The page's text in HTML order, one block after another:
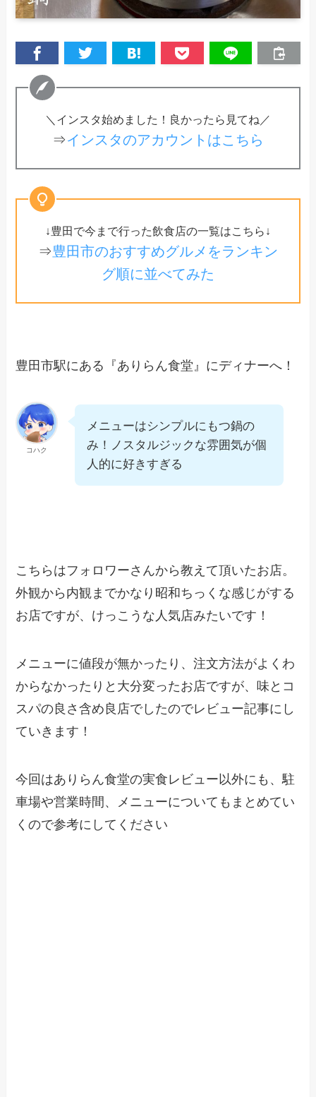
＼インスタ始めました！良かったら見てね／
⇒インスタのアカウントはこちら
↓豊田で今まで行った飲食店の一覧はこちら↓
⇒豊田市のおすすめグルメをランキン
グ順に並べてみた
豊田市駅にある『ありらん食堂』にディナーへ！
コハク
メニューはシンプルにもつ鍋の
み！ノスタルジックな雰囲気が個
人的に好きすぎる
こちらはフォロワーさんから教えて頂いたお店。
外観から内観までかなり昭和ちっくな感じがする
お店ですが、けっこうな人気店みたいです！
メニューに値段が無かったり、注文方法がよくわ
からなかったりと大分変ったお店ですが、味とコ
スパの良さ含め良店でしたのでレビュー記事にし
ていきます！
今回はありらん食堂の実食レビュー以外にも、駐
車場や営業時間、メニューについてもまとめてい
くので参考にしてください